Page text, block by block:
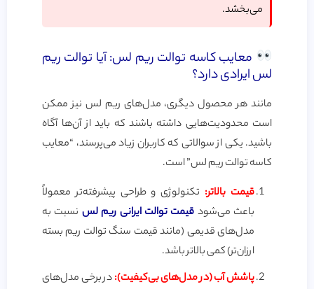
می‌بخشد.
معایب کاسه توالت ریم لس: آیا توالت ریم
لس ایرادی دارد؟
مانند هر محصول دیگری، مدل‌های ریم لس نیز ممکن
است محدودیت‌هایی داشته باشند که باید از آن‌ها آگاه
باشید. یکی از سوالاتی که کاربران زیاد می‌پرسند، “معایب
کاسه توالت ریم لس” است.
قیمت بالاتر: تکنولوژی و طراحی پیشرفته‌تر معمولاً
باعث می‌شود قیمت توالت ایرانی ریم لس نسبت به
مدل‌های قدیمی (مانند قیمت سنگ توالت ریم بسته
ارزان‌تر) کمی بالاتر باشد.
پاشش آب (در مدل‌های بی‌کیفیت):در برخی مدل‌های